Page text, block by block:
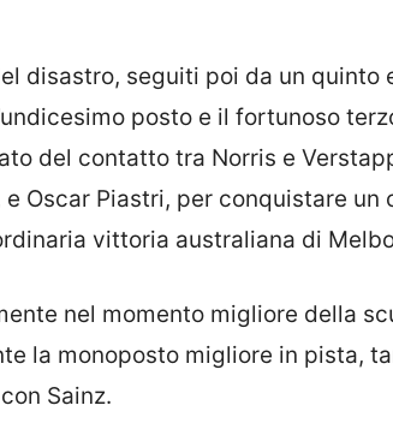
disastro, seguiti poi da un quinto
posto e il fortunoso
del contatto tra Norris e
Oscar Piastri, per conquistare un
vittoria australiana di
nel momento migliore della
la monoposto migliore in pista,
Sainz.